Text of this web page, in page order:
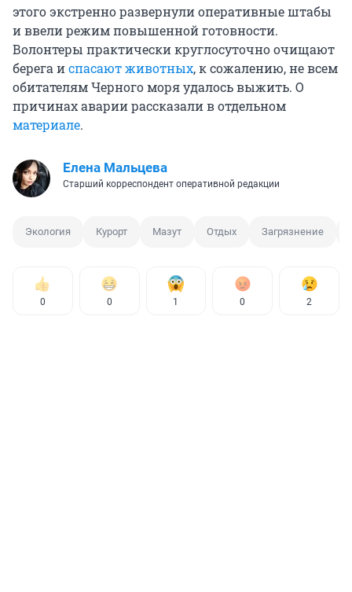
этого экстренно развернули оперативные штабы
и ввели режим повышенной готовности.
Волонтеры практически круглосуточно очищают
берега испасают животных, к сожалению, не всем
обитателям Черного моря удалось выжить. О
причинах аварии рассказали в отдельном
материале.
Елена Мальцева
Старший корреспондент оперативной редакции
Экология Курорт Мазут Отдых Загрязнение
0 0 1 0 2